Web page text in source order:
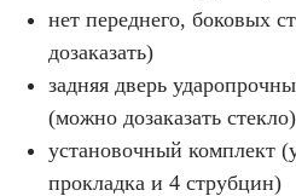
нет переднего, боковых
дозаказать)
задняя дверь
(можно дозаказать стекло)
установочный комплект
прокладка и 4 струбцин)